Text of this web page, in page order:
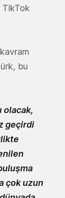
TikTok
bu
olacak,
geçirdi
çok uzun